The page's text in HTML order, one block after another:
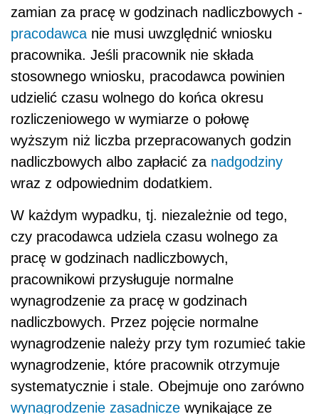
zamian za pracę w godzinach nadliczbowych -
pracodawca nie musi uwzględnić wniosku
pracownika. Jeśli pracownik nie składa
stosownego wniosku, pracodawca powinien
udzielić czasu wolnego do końca okresu
rozliczeniowego w wymiarze o połowę
wyższym niż liczba przepracowanych godzin
nadliczbowych albo zapłacić za nadgodziny
wraz z odpowiednim dodatkiem.
W każdym wypadku, tj. niezależnie od tego,
czy pracodawca udziela czasu wolnego za
pracę w godzinach nadliczbowych,
pracownikowi przysługuje normalne
wynagrodzenie za pracę w godzinach
nadliczbowych. Przez pojęcie normalne
wynagrodzenie należy przy tym rozumieć takie
wynagrodzenie, które pracownik otrzymuje
systematycznie i stale. Obejmuje ono zarówno
wynagrodzenie zasadnicze wynikające ze